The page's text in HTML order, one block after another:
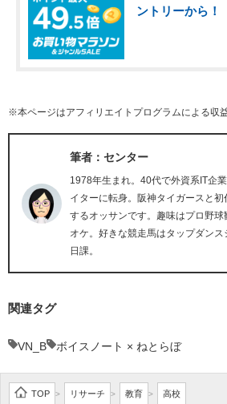
ントリーから！
※本ページはアフィリエイトプログラムによる収
筆者：センター
1978年生まれ。40代で外資系IT企
イターに転身。阪神タイガースと
するオッサンです。趣味はプロ野球
オケ。好きな競走馬はタップダン
日課。
関連タグ
VN_B ボイスノート × ねとらぼ
TOP > リサーチ > 教育 > 高校